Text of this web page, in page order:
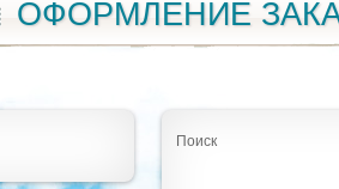
ОФОРМЛЕНИЕ
Поиск